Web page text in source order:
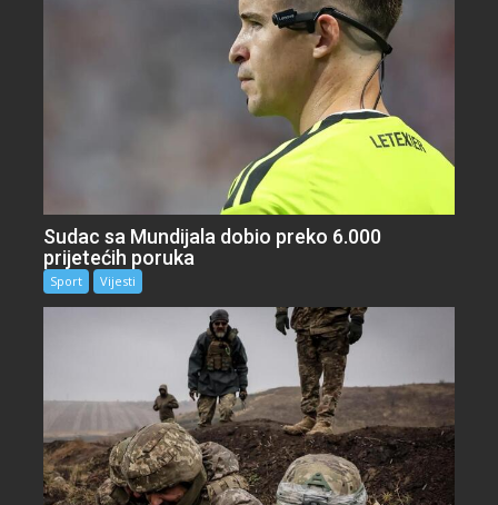
Sudac sa Mundijala dobio preko 6.000
prijetećih poruka
Sport Vijesti